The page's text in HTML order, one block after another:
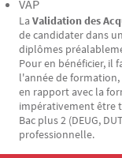
VAP
La Validation des
de candidater dans
diplômes
Pour en bénéficier, il
l'année de
en rapport avec la
impérativement être
Bac plus 2 (DEUG,
professionnelle.